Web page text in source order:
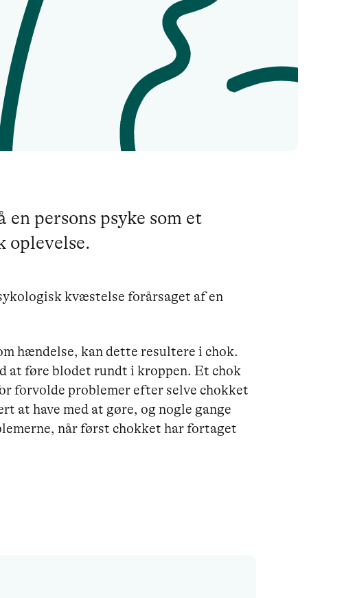
en persons psyke som et
oplevelse.
kvæstelse forårsaget af en
hændelse, kan dette resultere i chok.
at føre blodet rundt i kroppen. Et chok
forvolde problemer efter selve chokket
at have med at gøre, og nogle gange
når først chokket har fortaget